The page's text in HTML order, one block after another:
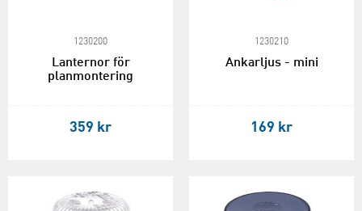
1230200
Lanternor för
planmontering
359 kr
1230210
Ankarljus - mini
169 kr